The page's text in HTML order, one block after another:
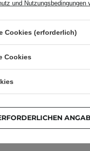
auf der
und Nutzungsbedingungen
Cookies (erforderlich)
Cookies